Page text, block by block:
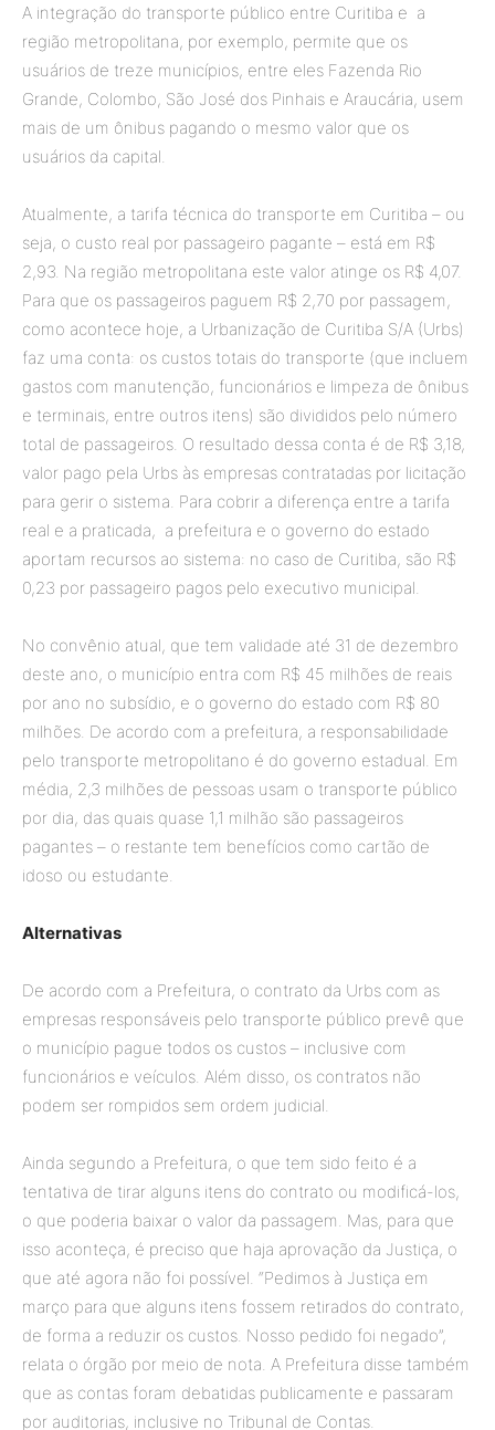
A integração do transporte público entre Curitiba e a
região metropolitana, por exemplo, permite que os
usuários de treze municípios, entre eles Fazenda Rio
Grande, Colombo, São José dos Pinhais e Araucária, usem
mais de um ônibus pagando o mesmo valor que os
usuários da capital.
Atualmente, a tarifa técnica do transporte em Curitiba – ou
seja, o custo real por passageiro pagante – está em R$
2,93. Na região metropolitana este valor atinge os R$ 4,07.
Para que os passageiros paguem R$ 2,70 por passagem,
como acontece hoje, a Urbanização de Curitiba S/A (Urbs)
faz uma conta: os custos totais do transporte (que incluem
gastos com manutenção, funcionários e limpeza de ônibus
e terminais, entre outros itens) são divididos pelo número
total de passageiros. O resultado dessa conta é de R$ 3,18,
valor pago pela Urbs às empresas contratadas por licitação
para gerir o sistema. Para cobrir a diferença entre a tarifa
real e a praticada, a prefeitura e o governo do estado
aportam recursos ao sistema: no caso de Curitiba, são R$
0,23 por passageiro pagos pelo executivo municipal.
No convênio atual, que tem validade até 31 de dezembro
deste ano, o município entra com R$ 45 milhões de reais
por ano no subsídio, e o governo do estado com R$ 80
milhões. De acordo com a prefeitura, a responsabilidade
pelo transporte metropolitano é do governo estadual. Em
média, 2,3 milhões de pessoas usam o transporte público
por dia, das quais quase 1,1 milhão são passageiros
pagantes – o restante tem benefícios como cartão de
idoso ou estudante.
Alternativas
De acordo com a Prefeitura, o contrato da Urbs com as
empresas responsáveis pelo transporte público prevê que
o município pague todos os custos – inclusive com
funcionários e veículos. Além disso, os contratos não
podem ser rompidos sem ordem judicial.
Ainda segundo a Prefeitura, o que tem sido feito é a
tentativa de tirar alguns itens do contrato ou modificá-los,
o que poderia baixar o valor da passagem. Mas, para que
isso aconteça, é preciso que haja aprovação da Justiça, o
que até agora não foi possível. “Pedimos à Justiça em
março para que alguns itens fossem retirados do contrato,
de forma a reduzir os custos. Nosso pedido foi negado”,
relata o órgão por meio de nota. A Prefeitura disse também
que as contas foram debatidas publicamente e passaram
por auditorias, inclusive no Tribunal de Contas.